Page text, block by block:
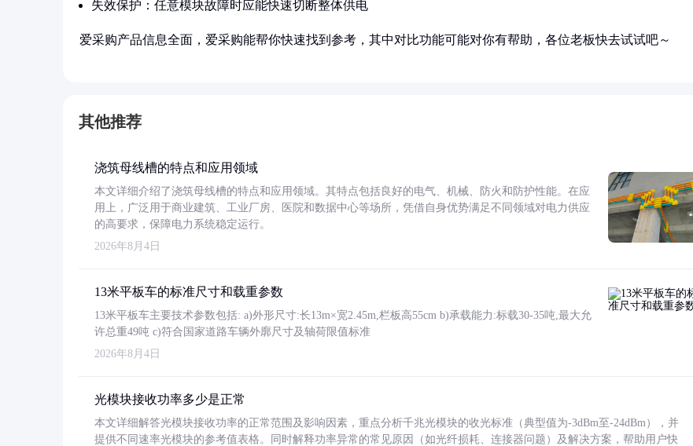
失效保护：任意模块故障时应能快速切断整体供电
爱采购产品信息全面，爱采购能帮你快速找到参考，其中对比功能可能对你有帮助，各位老板快去试试吧～
其他推荐
浇筑母线槽的特点和应用领域
本文详细介绍了浇筑母线槽的特点和应用领域。其特点包括良好的电气、机械、防火和防护性能。在应
用上，广泛用于商业建筑、工业厂房、医院和数据中心等场所，凭借自身优势满足不同领域对电力供应
的高要求，保障电力系统稳定运行。
2026年8月4日
13米平板车的标准尺寸和载重参数
13米平板车主要技术参数包括: a)外形尺寸:长13m×宽2.45m,栏板高55cm b)承载能力:标载30-35吨,最大允
许总重49吨 c)符合国家道路车辆外廓尺寸及轴荷限值标准
2026年8月4日
光模块接收功率多少是正常
本文详细解答光模块接收功率的正常范围及影响因素，重点分析千兆光模块的收光标准（典型值为-3dBm至-24dBm），并
提供不同速率光模块的参考值表格。同时解释功率异常的常见原因（如光纤损耗、连接器问题）及解决方案，帮助用户快